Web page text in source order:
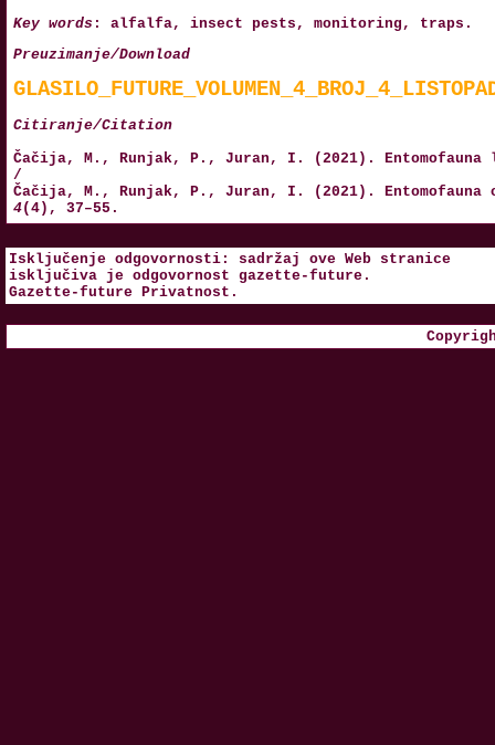
Key words : alfalfa, insect pests, monitoring, traps.
Preuzimanje/Download
Citiranje/Citation
Čačija, M., Runjak, P., Juran, I. (2021). Entomofauna
/
Čačija, M., Runjak, P., Juran, I. (2021).
4(4), 37–55.
Isključenje odgovornosti: sadržaj ove Web stranice
isključiva je odgovornost gazette-future .
Gazette-future Privatnost .